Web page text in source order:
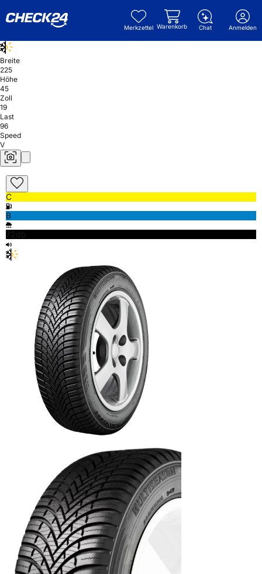
Merkzettel Warenkorb Chat Anmelden
Breite
225
Höhe
45
Zoll
19
Last
96
Speed
V
C
B
72db